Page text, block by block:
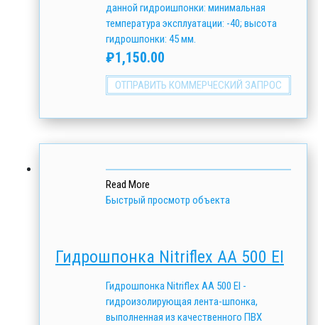
данной гидроишпонки: минимальная
температура эксплуатации: -40; высота
гидрошпонки: 45 мм.
₽1,150.00
ОТПРАВИТЬ КОММЕРЧЕСКИЙ ЗАПРОС
Read More
Быстрый просмотр объекта
Гидрошпонка Nitriflex АА 500 EI
Гидрошпонка Nitriflex АА 500 EI -
гидроизолирующая лента-шпонка,
выполненная из качественного ПВХ